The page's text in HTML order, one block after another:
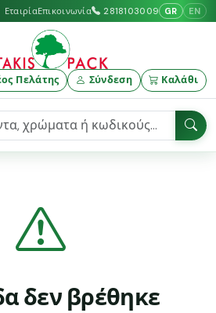
ΕταιρίαΕπικοινωνία 2818103009 GR EN
Πελάτης Σύνδεση Καλάθι
δεν βρέθηκε